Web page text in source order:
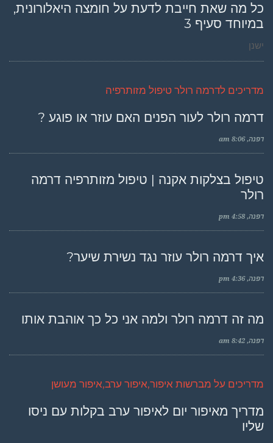
כל מה שאת חייבת לדעת על חומצה היאלורונית,
במיוחד סעיף 3
ישנן
מדריכים לדרמה רולר טיפול מזותרפיה
דרמה רולר לעור הפנים האם עוזר או פוגע ?
דפנה 8:06 am
טיפול בצלקות אקנה | טיפול מזותרפיה דרמה
רולר
דפנה 4:58 pm
איך דרמה רולר עוזר נגד נשירת שיער?
דפנה 4:36 pm
מה זה דרמה רולר ולמה אני כל כך אוהבת אותו
דפנה 8:42 am
מדריכים על מברשות איפור,איפור ערב,איפור מעושן
מדריך מאיפור יום לאיפור ערב בקלות עם ניסו
שליו